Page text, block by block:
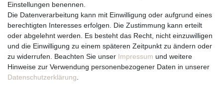
Team
Unternehmen / Philosophie
Kerzenpflege und Abbrennhinweise
Unsere Kerzenlieferanten
Du erreichst uns von
Montag bis Freitag 10 bis 17 Uhr
Einstellungen benennen.
Die Datenverarbeitung kann mit Einwilligung oder aufgrund eines
berechtigten Interesses erfolgen. Die Zustimmung kann erteilt
oder abgelehnt werden. Es besteht das Recht, nicht einzuwilligen
und die Einwilligung zu einem späteren Zeitpunkt zu ändern oder
zu widerrufen. Beachten Sie unser Impressum und weitere
Hinweise zur Verwendung personenbezogener Daten in unserer
Daten­schutz­erklärung